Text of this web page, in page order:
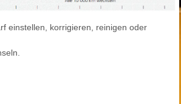
einstellen, korrigieren, reinigen oder